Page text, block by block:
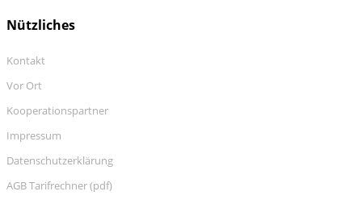
Nützliches
Kontakt
Vor Ort
Kooperationspartner
Impressum
Datenschutzerklärung
AGB Tarifrechner (pdf)